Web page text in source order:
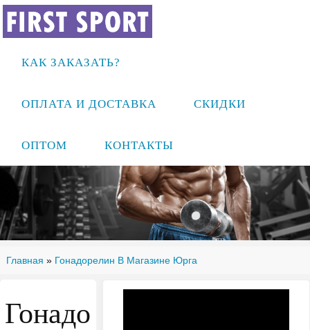
КАК ЗАКАЗАТЬ?
ОПЛАТА И ДОСТАВКА СКИДКИ
ОПТОМ КОНТАКТЫ
Главная » Гонадорелин В Магазине Юрга
Гонадо